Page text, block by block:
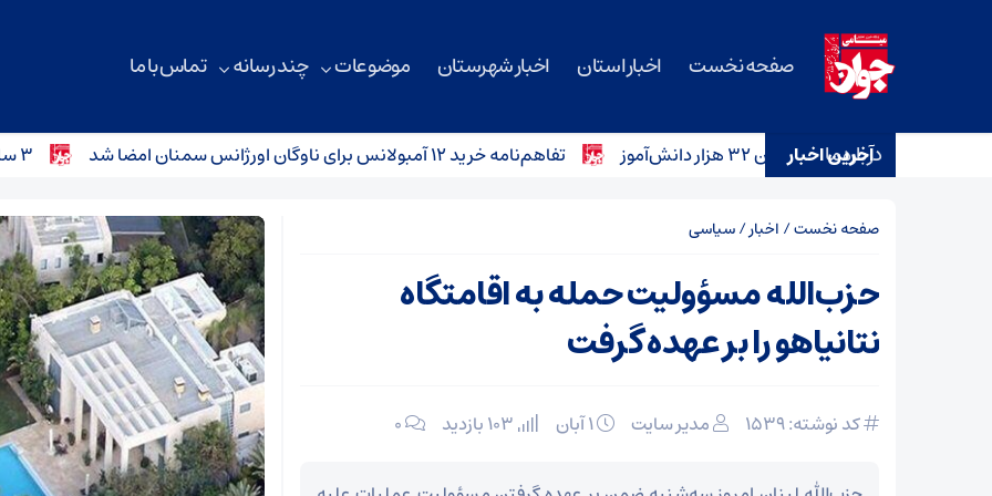
صفحه نخست اخبار استان اخبار شهرستان موضوعات چند رسانه تماس با ما
درباره ما
آخرین اخبار تفاهم‌نامه خرید ۱۲ آمبولانس برای ناوگان اورژانس سمنان امضا شد ۳ سانحه رانندگی در محورهای استان سمنان؛ کودک ۴ ساله جان باخت
صفحه نخست/ اخبار/سیاسی
حزب‌الله مسؤولیت حمله به اقامتگاه
نتانیاهو را بر عهده گرفت
کد نوشته: 1539 مدیر سایت ۰